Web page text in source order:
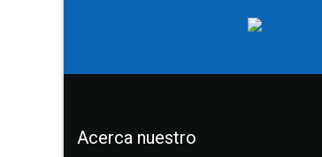
Acerca nuestro